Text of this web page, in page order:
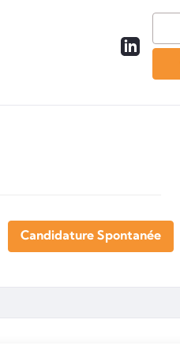
Candidature Spontanée